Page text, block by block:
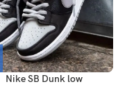
Nike SB Dunk low